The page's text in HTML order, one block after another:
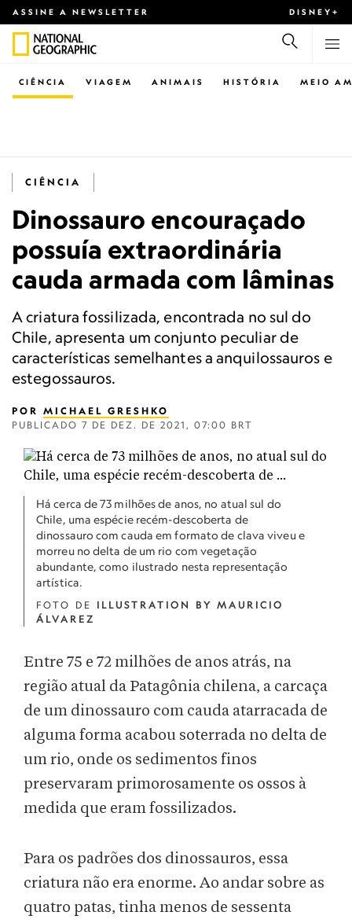
ASSINE A NEWSLETTER DISNEY+
CIÊNCIA VIAGEM ANIMAIS HISTÓRIA MEIO
CIÊNCIA
Dinossauro encouraçado
possuía extraordinária
cauda armada com lâminas
A criatura fossilizada, encontrada no sul do
Chile, apresenta um conjunto peculiar de
características semelhantes a anquilossauros e
estegossauros.
POR MICHAEL GRESHKO
PUBLICADO 7 DE DEZ. DE 2021, 07:00 BRT
Há cerca de 73 milhões de anos, no atual sul do
Chile, uma espécie recém-descoberta de
dinossauro com cauda em formato de clava viveu e
morreu no delta de um rio com vegetação
abundante, como ilustrado nesta representação
artística.
FOTO DE ILLUSTRATION BY MAURICIO
ÁLVAREZ
Entre 75 e 72 milhões de anos atrás, na
região atual da Patagônia chilena, a carcaça
de um dinossauro com cauda atarracada de
alguma forma acabou soterrada no delta de
um rio, onde os sedimentos finos
preservaram primorosamente os ossos à
medida que eram fossilizados.
Para os padrões dos dinossauros, essa
criatura não era enorme. Ao andar sobre as
quatro patas, tinha menos de sessenta